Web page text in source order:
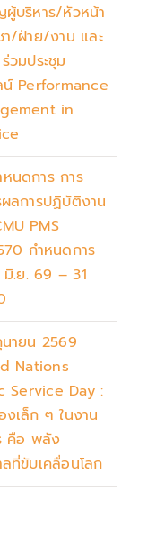
ผู้บริหาร/หัวหน้า
า/ฝ่าย/งาน และ
วมประชุม
น์ Performance
in
หนดการ การ
ผลการปฏิบัติงาน
PMS
กำหนดการ
มิ.ย. 69 – 31
ายน 2569
Nations
Service Day :
เล็ก ๆ ในงาน
คือ พลัง
ที่ขับเคลื่อนโลก